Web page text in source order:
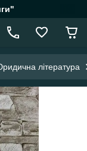
література